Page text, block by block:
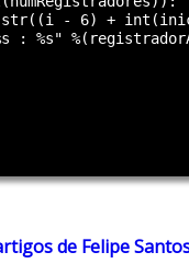
- 6) +
: %s"
de Felipe